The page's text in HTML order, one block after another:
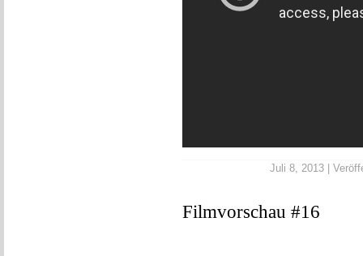
Juli 8, 2013 |
Filmvorschau #16